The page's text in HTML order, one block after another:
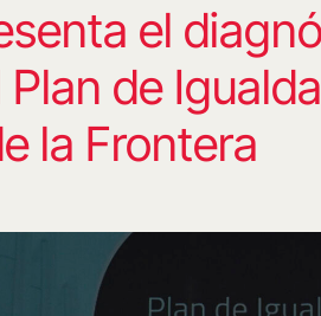
el
de
la Frontera